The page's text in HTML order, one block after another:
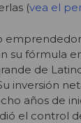
(vea el
su fórmula
de
inversión
años de
el control